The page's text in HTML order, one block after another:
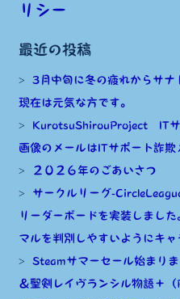
リシー
最近の投稿
3月中旬に冬の疲れからサナ
現在は元気な方です。
KurotsuShirouProject ITサ
画像のメールはITサポート詐欺
２０２６年のごあいさつ
サークルリーグ-
リーダーボードを実装しまし
マルを判別しやすいようにキャ
Steamサマーセール始まり
＆聖剣レイヴランシル物語＋